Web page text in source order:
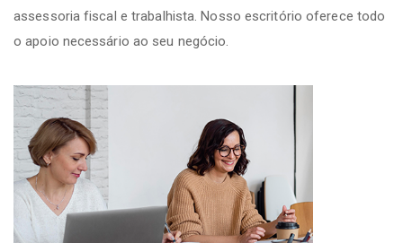
assessoria fiscal e trabalhista. Nosso escritório oferece todo
o apoio necessário ao seu negócio.